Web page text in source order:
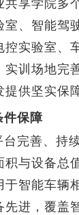
享学院多
室、智能驾
实验室、
训场地完
供坚实保
件保障
完善、持
积与设备总
智能车辆
先进，覆盖